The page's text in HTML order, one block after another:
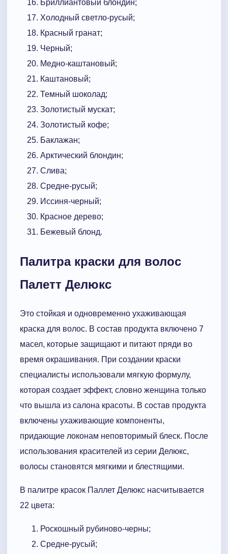
Бриллиантовый блондин;
Холодный светло-русый;
Красный гранат;
Черный;
Медно-каштановый;
Каштановый;
Темный шоколад;
Золотистый мускат;
Золотистый кофе;
Баклажан;
Арктический блондин;
Слива;
Средне-русый;
Иссиня-черный;
Красное дерево;
Бежевый блонд.
Палитра краски для волос
Палетт Делюкс
Это стойкая и одновременно ухаживающая
краска для волос. В состав продукта включено 7
масел, которые защищают и питают пряди во
время окрашивания. При создании краски
специалисты использовали мягкую формулу,
которая создает эффект, словно женщина только
что вышла из салона красоты. В состав продукта
включены ухаживающие компоненты,
придающие локонам неповторимый блеск. После
использования красителей из серии Делюкс,
волосы становятся мягкими и блестящими.
В палитре красок Паллет Делюкс насчитывается
22 цвета:
Роскошный рубиново-черны;
Средне-русый;